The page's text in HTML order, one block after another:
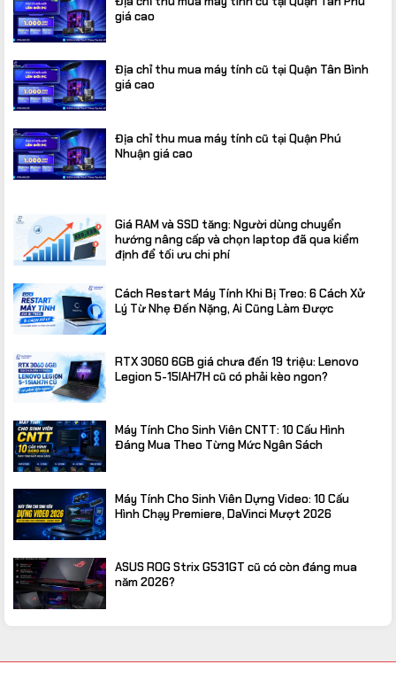
giá cao
Địa chỉ thu mua máy tính cũ tại Quận Tân Bình
giá cao
Địa chỉ thu mua máy tính cũ tại Quận Phú
Nhuận giá cao
Giá RAM và SSD tăng: Người dùng chuyển
hướng nâng cấp và chọn laptop đã qua kiểm
định để tối ưu chi phí
Cách Restart Máy Tính Khi Bị Treo: 6 Cách Xử
Lý Từ Nhẹ Đến Nặng, Ai Cũng Làm Được
RTX 3060 6GB giá chưa đến 19 triệu: Lenovo
Legion 5-15IAH7H cũ có phải kèo ngon?
Máy Tính Cho Sinh Viên CNTT: 10 Cấu Hình
Đáng Mua Theo Từng Mức Ngân Sách
Máy Tính Cho Sinh Viên Dựng Video: 10 Cấu
Hình Chạy Premiere, DaVinci Mượt 2026
ASUS ROG Strix G531GT cũ có còn đáng mua
năm 2026?